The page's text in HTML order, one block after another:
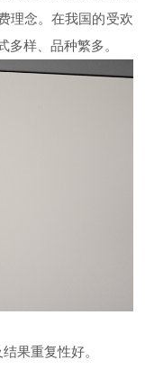
理念。在我国的受欢
多样、品种繁多。
果重复性好。